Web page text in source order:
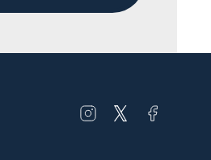
Open
Open
Open